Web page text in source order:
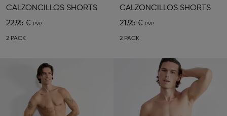
CALZONCILLOS SHORTS
22,95 €
2 PACK
CALZONCILLOS SHORTS
21,95 €
2 PACK